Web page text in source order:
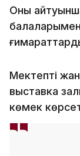
Оның
балаларымен
Мектептің
выставка
көмек